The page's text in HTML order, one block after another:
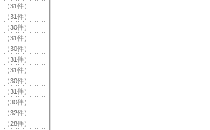
（31件）
（31件）
（30件）
（31件）
（30件）
（31件）
（31件）
（30件）
（31件）
（30件）
（32件）
（28件）